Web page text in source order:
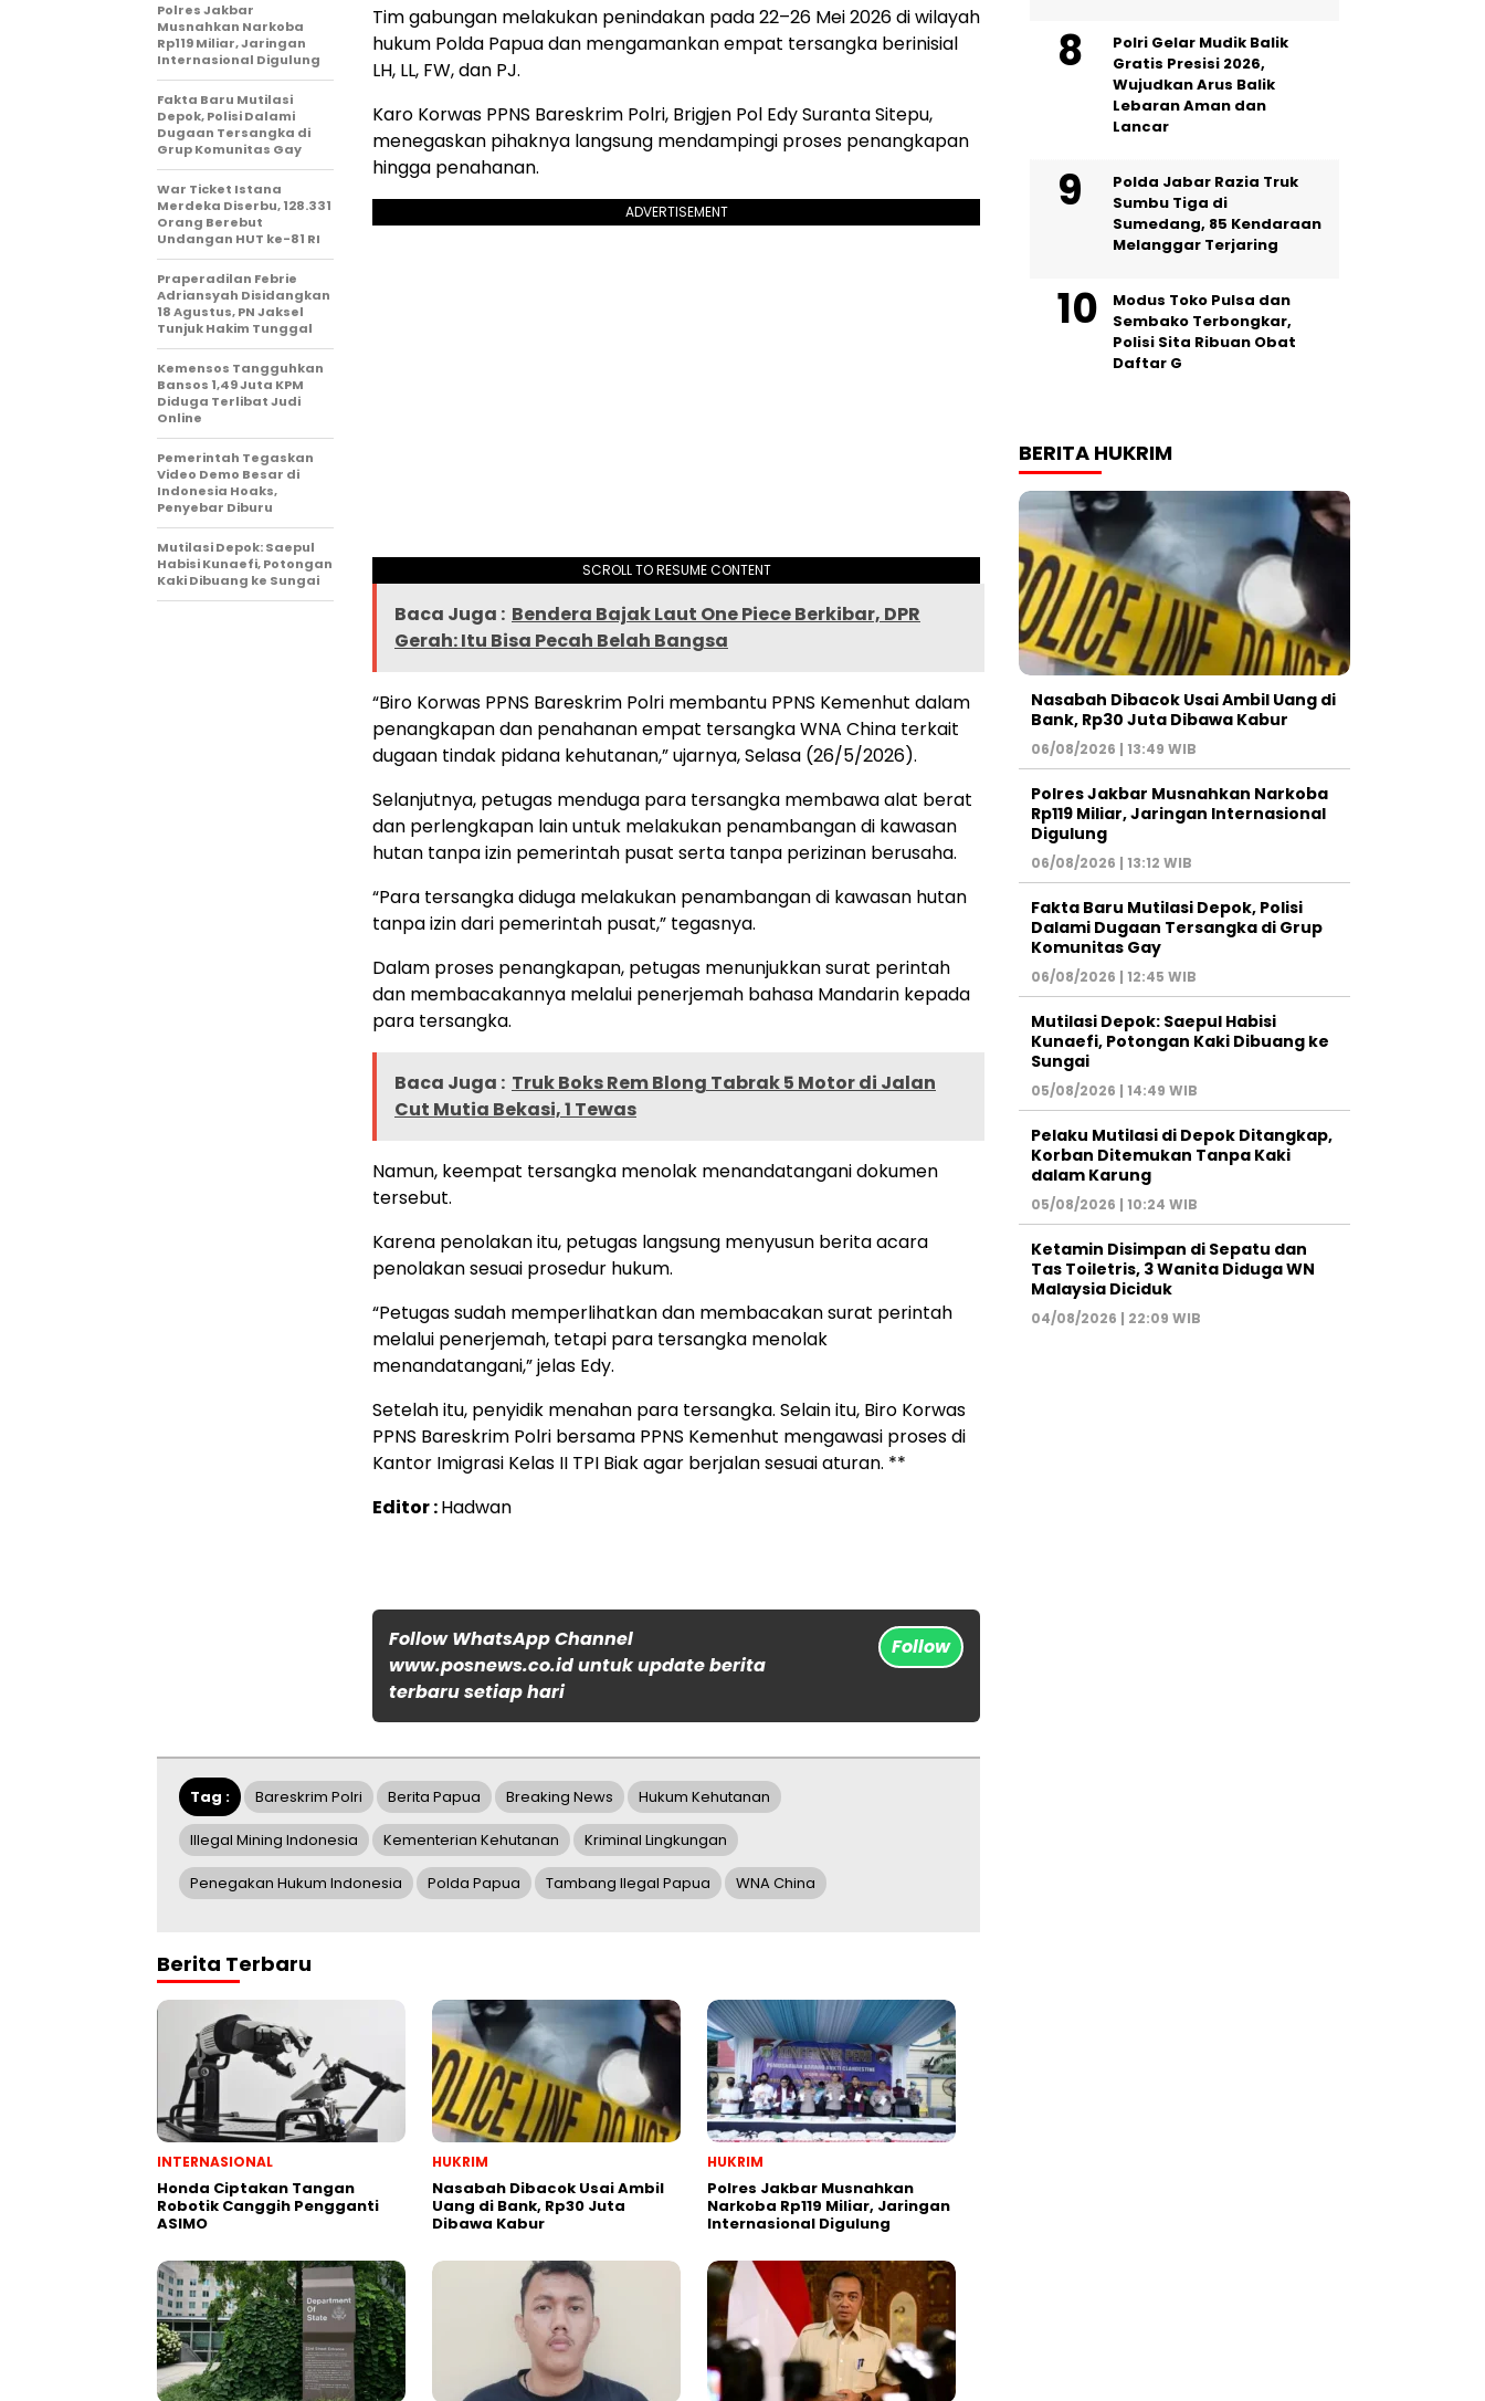
Tim gabungan melakukan penindakan pada 22–26 Mei 2026 di wilayah
hukum Polda Papua dan mengamankan empat tersangka berinisial
LH, LL, FW, dan PJ.
Karo Korwas PPNS Bareskrim Polri, Brigjen Pol Edy Suranta Sitepu,
menegaskan pihaknya langsung mendampingi proses penangkapan
hingga penahanan.
ADVERTISEMENT
SCROLL TO RESUME CONTENT
Baca Juga : Bendera Bajak Laut One Piece Berkibar, DPR
Gerah: Itu Bisa Pecah Belah Bangsa
“Biro Korwas PPNS Bareskrim Polri membantu PPNS Kemenhut dalam
penangkapan dan penahanan empat tersangka WNA China terkait
dugaan tindak pidana kehutanan,” ujarnya, Selasa (26/5/2026).
Selanjutnya, petugas menduga para tersangka membawa alat berat
dan perlengkapan lain untuk melakukan penambangan di kawasan
hutan tanpa izin pemerintah pusat serta tanpa perizinan berusaha.
“Para tersangka diduga melakukan penambangan di kawasan hutan
tanpa izin dari pemerintah pusat,” tegasnya.
Dalam proses penangkapan, petugas menunjukkan surat perintah
dan membacakannya melalui penerjemah bahasa Mandarin kepada
para tersangka.
Baca Juga : Truk Boks Rem Blong Tabrak 5 Motor di Jalan
Cut Mutia Bekasi, 1 Tewas
Namun, keempat tersangka menolak menandatangani dokumen
tersebut.
Karena penolakan itu, petugas langsung menyusun berita acara
penolakan sesuai prosedur hukum.
“Petugas sudah memperlihatkan dan membacakan surat perintah
melalui penerjemah, tetapi para tersangka menolak
menandatangani,” jelas Edy.
Setelah itu, penyidik menahan para tersangka. Selain itu, Biro Korwas
PPNS Bareskrim Polri bersama PPNS Kemenhut mengawasi proses di
Kantor Imigrasi Kelas II TPI Biak agar berjalan sesuai aturan. **
Editor :Hadwan
Follow WhatsApp Channel
www.posnews.co.id untuk update berita
terbaru setiap hari
Follow
Polres Jakbar
Musnahkan Narkoba
Rp119 Miliar, Jaringan
Internasional Digulung
Fakta Baru Mutilasi
Depok, Polisi Dalami
Dugaan Tersangka di
Grup Komunitas Gay
War Ticket Istana
Merdeka Diserbu, 128.331
Orang Berebut
Undangan HUT ke-81 RI
Praperadilan Febrie
Adriansyah Disidangkan
18 Agustus, PN Jaksel
Tunjuk Hakim Tunggal
Kemensos Tangguhkan
Bansos 1,49 Juta KPM
Diduga Terlibat Judi
Online
Pemerintah Tegaskan
Video Demo Besar di
Indonesia Hoaks,
Penyebar Diburu
Mutilasi Depok: Saepul
Habisi Kunaefi, Potongan
Kaki Dibuang ke Sungai
Tag : Bareskrim Polri Berita Papua Breaking News Hukum Kehutanan
Illegal Mining Indonesia Kementerian Kehutanan Kriminal Lingkungan
Penegakan Hukum Indonesia Polda Papua Tambang Ilegal Papua WNA China
Berita Terbaru
INTERNASIONAL
Honda Ciptakan Tangan
Robotik Canggih Pengganti
ASIMO
HUKRIM
Nasabah Dibacok Usai Ambil
Uang di Bank, Rp30 Juta
Dibawa Kabur
HUKRIM
Polres Jakbar Musnahkan
Narkoba Rp119 Miliar, Jaringan
Internasional Digulung
Polri Gelar Mudik Balik
Gratis Presisi 2026,
Wujudkan Arus Balik
Lebaran Aman dan
Lancar
Polda Jabar Razia Truk
Sumbu Tiga di
Sumedang, 85 Kendaraan
Melanggar Terjaring
Modus Toko Pulsa dan
Sembako Terbongkar,
Polisi Sita Ribuan Obat
Daftar G
BERITA HUKRIM
Nasabah Dibacok Usai Ambil Uang di
Bank, Rp30 Juta Dibawa Kabur
06/08/2026 | 13:49 WIB
Polres Jakbar Musnahkan Narkoba
Rp119 Miliar, Jaringan Internasional
Digulung
06/08/2026 | 13:12 WIB
Fakta Baru Mutilasi Depok, Polisi
Dalami Dugaan Tersangka di Grup
Komunitas Gay
06/08/2026 | 12:45 WIB
Mutilasi Depok: Saepul Habisi
Kunaefi, Potongan Kaki Dibuang ke
Sungai
05/08/2026 | 14:49 WIB
Pelaku Mutilasi di Depok Ditangkap,
Korban Ditemukan Tanpa Kaki
dalam Karung
05/08/2026 | 10:24 WIB
Ketamin Disimpan di Sepatu dan
Tas Toiletris, 3 Wanita Diduga WN
Malaysia Diciduk
04/08/2026 | 22:09 WIB